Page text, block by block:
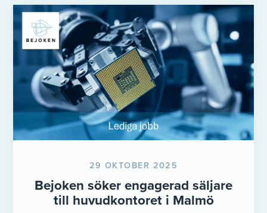
29 OKTOBER 2025
Bejoken söker engagerad säljare
till huvudkontoret i Malmö